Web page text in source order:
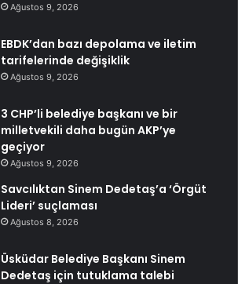
Ağustos 9, 2026
EBDK’dan bazı depolama ve iletim
tarifelerinde değişiklik
Ağustos 9, 2026
3 CHP’li belediye başkanı ve bir
milletvekili daha bugün AKP’ye
geçiyor
Ağustos 9, 2026
Savcılıktan Sinem Dedetaş’a ‘Örgüt
Lideri’ suçlaması
Ağustos 8, 2026
Üsküdar Belediye Başkanı Sinem
Dedetaş için tutuklama talebi